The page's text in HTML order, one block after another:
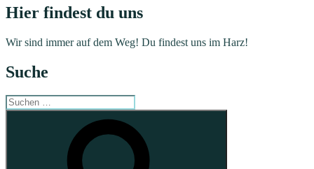
Hier findest du uns
Wir sind immer auf dem Weg! Du findest uns im Harz!
Suche
Suchen
nach: